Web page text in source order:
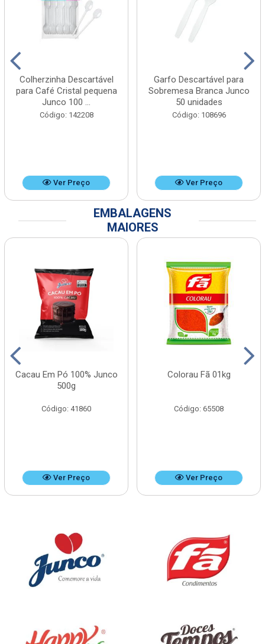
Colherzinha Descartável
para Café Cristal pequena
Junco 100 ...
Código: 142208
Ver Preço
Garfo Descartável para
Sobremesa Branca Junco
50 unidades
Código: 108696
Ver Preço
EMBALAGENS
MAIORES
Cacau Em Pó 100% Junco
500g
Código: 41860
Ver Preço
Colorau Fã 01kg
Código: 65508
Ver Preço